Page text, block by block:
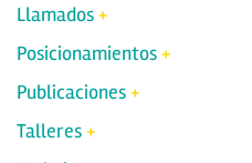
Llamados
Posicionamientos
Publicaciones
Talleres